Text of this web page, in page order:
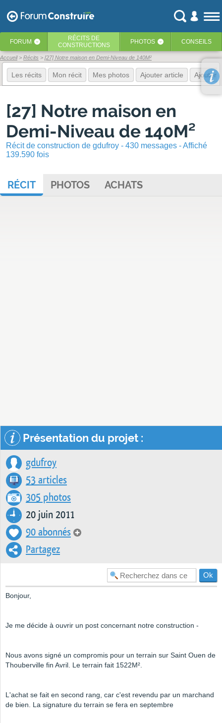
FORUM ‹ RÉCITS DE
CONSTRUCTIONS
PHOTOS ‹ CONSEILS
Accueil Récits [27] Notre maison en Demi-Niveau de 140M²
Les récits Mon récit Mes photos Ajouter article Ajouter
[27] Notre maison en
Demi-Niveau de 140M²
Récit de construction de gdufroy - 430 messages - Affiché
139.590 fois
RÉCIT PHOTOS ACHATS
Présentation du projet :
gdufroy
53 articles
305 photos
20 juin 2011
90 abonnés
Partagez
Bonjour,
Je me décide à ouvrir un post concernant notre construction -
Nous avons signé un compromis pour un terrain sur Saint Ouen de
Thouberville fin Avril. Le terrain fait 1522M².
L'achat se fait en second rang, car c'est revendu par un marchand
de bien. La signature du terrain se fera en septembre